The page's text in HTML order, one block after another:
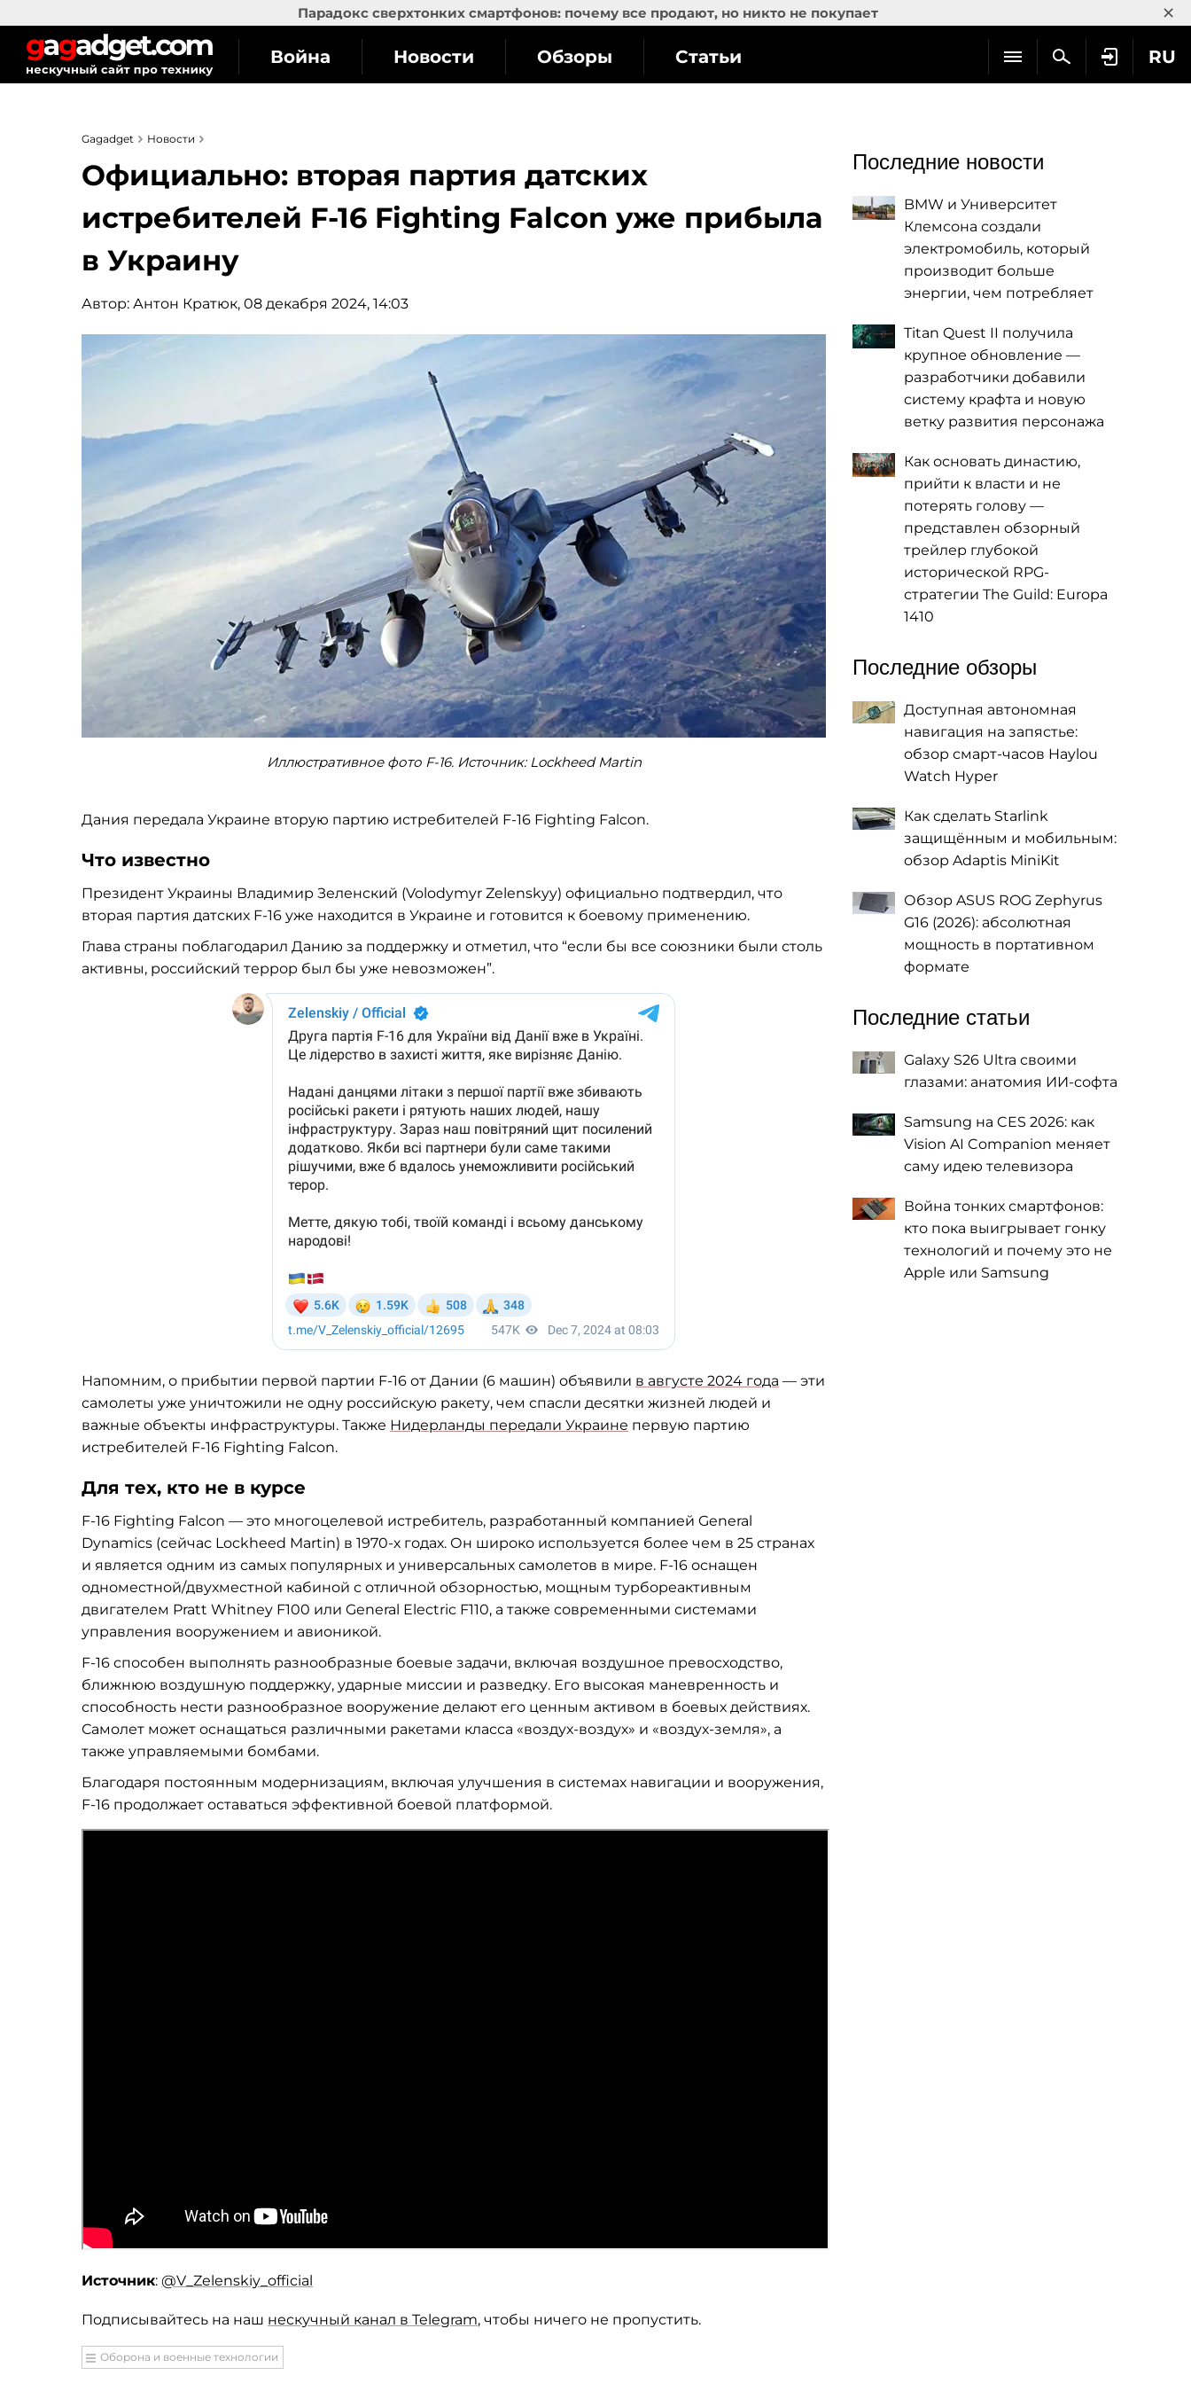
Парадокс сверхтонких смартфонов: почему все продают, но никто не покупает ×
RU
Война Новости Обзоры Статьи
Gagadget Новости
Официально: вторая партия датских
истребителей F-16 Fighting Falcon уже прибыла
в Украину
Автор: Антон Кратюк, 08 декабря 2024, 14:03
Иллюстративное фото F-16. Источник: Lockheed Martin
Дания передала Украине вторую партию истребителей F-16 Fighting Falcon.
Что известно
Президент Украины Владимир Зеленский (Volodymyr Zelenskyy) официально подтвердил, что
вторая партия датских F-16 уже находится в Украине и готовится к боевому применению.
Глава страны поблагодарил Данию за поддержку и отметил, что “если бы все союзники были столь
активны, российский террор был бы уже невозможен”.
Напомним, о прибытии первой партии F-16 от Дании (6 машин) объявили в августе 2024 года — эти
самолеты уже уничтожили не одну российскую ракету, чем спасли десятки жизней людей и
важные объекты инфраструктуры. Также Нидерланды передали Украине первую партию
истребителей F-16 Fighting Falcon.
Для тех, кто не в курсе
F-16 Fighting Falcon — это многоцелевой истребитель, разработанный компанией General
Dynamics (сейчас Lockheed Martin) в 1970-х годах. Он широко используется более чем в 25 странах
и является одним из самых популярных и универсальных самолетов в мире. F-16 оснащен
одноместной/двухместной кабиной с отличной обзорностью, мощным турбореактивным
двигателем Pratt Whitney F100 или General Electric F110, а также современными системами
управления вооружением и авионикой.
F-16 способен выполнять разнообразные боевые задачи, включая воздушное превосходство,
ближнюю воздушную поддержку, ударные миссии и разведку. Его высокая маневренность и
способность нести разнообразное вооружение делают его ценным активом в боевых действиях.
Самолет может оснащаться различными ракетами класса «воздух-воздух» и «воздух-земля», а
также управляемыми бомбами.
Благодаря постоянным модернизациям, включая улучшения в системах навигации и вооружения,
F-16 продолжает оставаться эффективной боевой платформой.
Источник: @V_Zelenskiy_official
Подписывайтесь на наш нескучный канал в Telegram, чтобы ничего не пропустить.
Оборона и военные технологии
Последние новости
BMW и Университет
Клемсона создали
электромобиль, который
производит больше
энергии, чем потребляет
Titan Quest II получила
крупное обновление —
разработчики добавили
систему крафта и новую
ветку развития персонажа
Как основать династию,
прийти к власти и не
потерять голову —
представлен обзорный
трейлер глубокой
исторической RPG-
стратегии The Guild: Europa
1410
Последние обзоры
Доступная автономная
навигация на запястье:
обзор смарт-часов Haylou
Watch Hyper
Как сделать Starlink
защищённым и мобильным:
обзор Adaptis MiniKit
Обзор ASUS ROG Zephyrus
G16 (2026): абсолютная
мощность в портативном
формате
Последние статьи
Galaxy S26 Ultra своими
глазами: анатомия ИИ-софта
Samsung на CES 2026: как
Vision AI Companion меняет
саму идею телевизора
Война тонких смартфонов:
кто пока выигрывает гонку
технологий и почему это не
Apple или Samsung